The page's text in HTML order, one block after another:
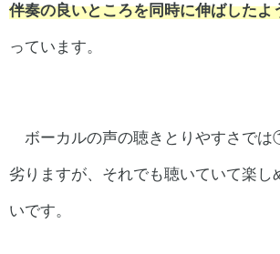
伴奏の良いところを同時に伸ばしたよ
っています。
ボーカルの声の聴きとりやすさで
劣りますが、それでも聴いていて楽し
いです。